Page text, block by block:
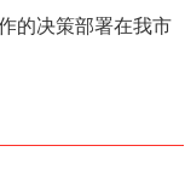
的决策部署在我市